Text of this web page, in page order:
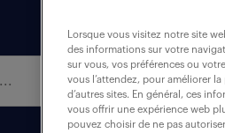
où ?
Lorsque vous visitez notre site
des informations sur votre
sur vous, vos préférences ou
vous l’attendez, pour améliorer
d’autres sites. En général, ces
vous offrir une expérience web
pouvez choisir de ne pas